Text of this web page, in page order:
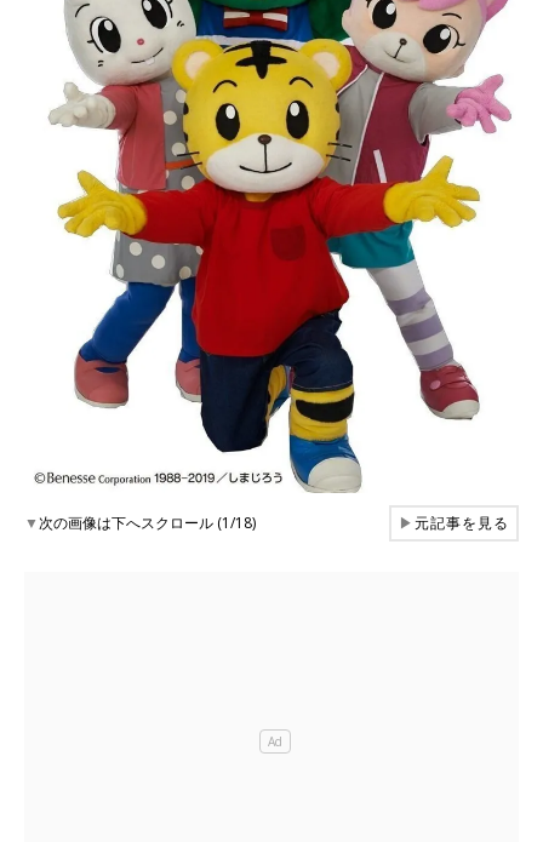
▼次の画像は下へスクロール (1/18) ▶元記事を見る